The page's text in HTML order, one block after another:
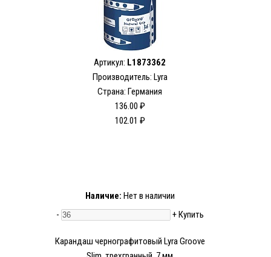
Артикул: L1873362
Производитель: Lyra
Страна: Германия
136.00 ₽
102.01 ₽
Наличие: Нет в наличии
-
+Купить
Карандаш чернографитовый Lyra Groove